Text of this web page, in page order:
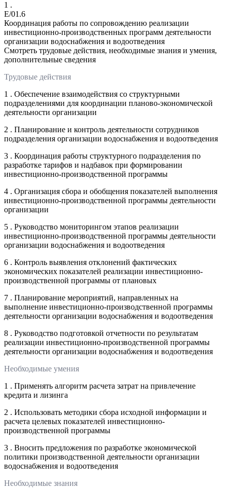
1 .
E/01.6
Координация работы по сопровождению реализации
инвестиционно-производственных программ деятельности
организации водоснабжения и водоотведения
Смотреть трудовые действия, необходимые знания и умения,
дополнительные сведения
Трудовые действия
1 . Обеспечение взаимодействия со структурными
подразделениями для координации планово-экономической
деятельности организации
2 . Планирование и контроль деятельности сотрудников
подразделения организации водоснабжения и водоотведения
3 . Координация работы структурного подразделения по
разработке тарифов и надбавок при формировании
инвестиционно-производственной программы
4 . Организация сбора и обобщения показателей выполнения
инвестиционно-производственной программы деятельности
организации
5 . Руководство мониторингом этапов реализации
инвестиционно-производственной программы деятельности
организации водоснабжения и водоотведения
6 . Контроль выявления отклонений фактических
экономических показателей реализации инвестиционно-
производственной программы от плановых
7 . Планирование мероприятий, направленных на
выполнение инвестиционно-производственной программы
деятельности организации водоснабжения и водоотведения
8 . Руководство подготовкой отчетности по результатам
реализации инвестиционно-производственной программы
деятельности организации водоснабжения и водоотведения
Необходимые умения
1 . Применять алгоритм расчета затрат на привлечение
кредита и лизинга
2 . Использовать методики сбора исходной информации и
расчета целевых показателей инвестиционно-
производственной программы
3 . Вносить предложения по разработке экономической
политики производственной деятельности организации
водоснабжения и водоотведения
Необходимые знания